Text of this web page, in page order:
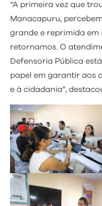
“A primeira vez que
Manacapuru,
grande e reprimida em
retornamos. O
Defensoria Pública
papel em garantir aos
e à cidadania”,